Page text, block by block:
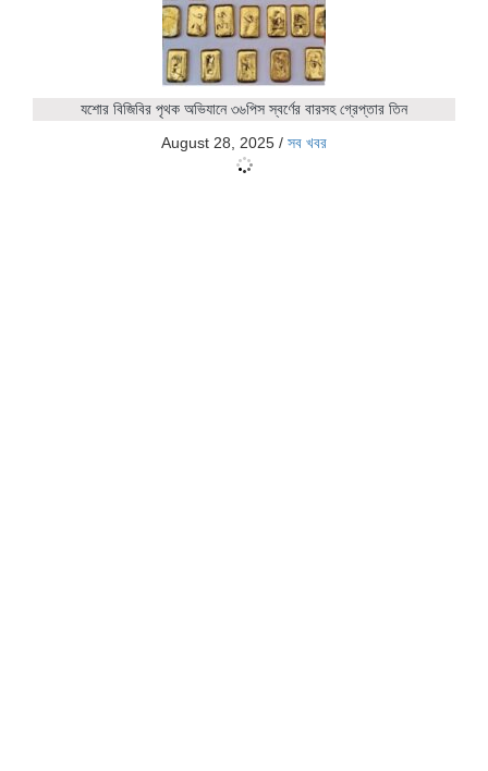
যশোর বিজিবির পৃথক অভিযানে ৩৬পিস স্বর্ণের বারসহ গ্রেপ্তার তিন
August 28, 2025 / সব খবর